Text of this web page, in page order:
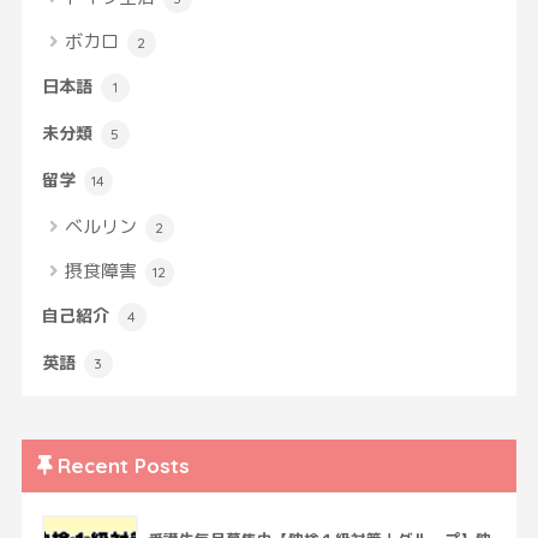
ボカロ 2
日本語 1
未分類 5
留学 14
ベルリン 2
摂食障害 12
自己紹介 4
英語 3
Recent Posts